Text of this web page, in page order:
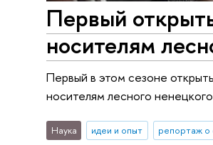
Первый
носителям
Первый в этом сезоне
носителям лесного
Наука идеи и опыт репортаж о